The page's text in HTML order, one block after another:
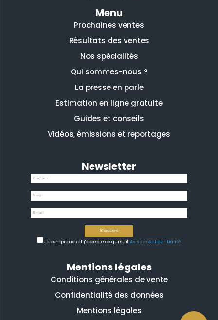
Menu
Prochaines ventes
Résultats des ventes
Nos spécialités
Qui sommes-nous ?
La presse en parle
Estimation en ligne gratuite
Guides et conseils
Vidéos, émissions et reportages
Newsletter
Je comprends et j'accepte ce qui suitAvis de confidentialité
Mentions légales
Conditions générales de vente
Confidentialité des données
Mentions légales